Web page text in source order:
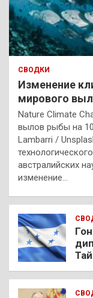
СВОДКИ
Изменение
мирового
Nature Climate
вылов рыбы на
Lambarri /
австралийских
изменение…